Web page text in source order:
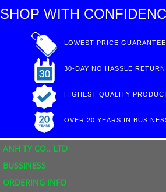
SHOP WITH
LOWEST PRICE
30-DAY NO HASSLE
HIGHEST QUALITY
OVER 20 YEARS IN
ANH TY CO., LTD
BUSSINESS
ORDERING INFO